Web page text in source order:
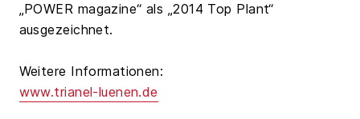
„POWER magazine“ als „2014 Top Plant“
ausgezeichnet.
Weitere Informationen:
www.trianel-luenen.de